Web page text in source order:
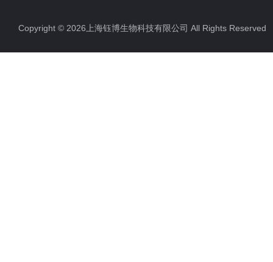
Copyright © 2026上海钰博生物科技有限公司 All Rights